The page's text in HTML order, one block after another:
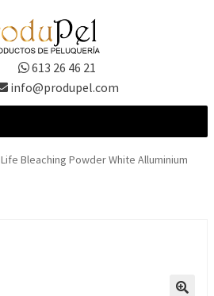
613 26 46 21
info@produpel.com
Life Bleaching Powder White Alluminium